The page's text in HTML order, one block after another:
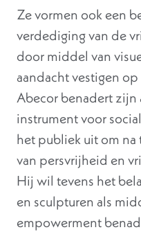
Ze vormen ook een
verdediging van de
door middel van
aandacht vestigen
Abecor benadert zijn
instrument voor
het publiek uit om na
van persvrijheid en
Hij wil tevens het
en sculpturen als
empowerment